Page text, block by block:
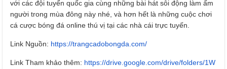
với các đội tuyển quốc gia cùng những bài hát sôi động làm ấm
người trong mùa đông này nhé, và hơn hết là những cuộc chơi
cá cược bóng đá online thú vị tại các nhà cái trực tuyến.
Link Nguồn: https://trangcadobongda.com/
Link Tham khảo thêm: https://drive.google.com/drive/folders/1W